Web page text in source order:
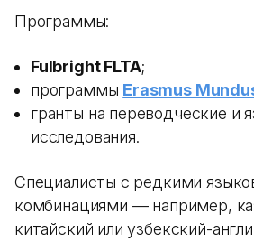
Программы:
Fulbright FLTA;
программы Erasmus
гранты на переводческие и
исследования.
Специалисты с редкими
комбинациями — например,
китайский или узбекский-